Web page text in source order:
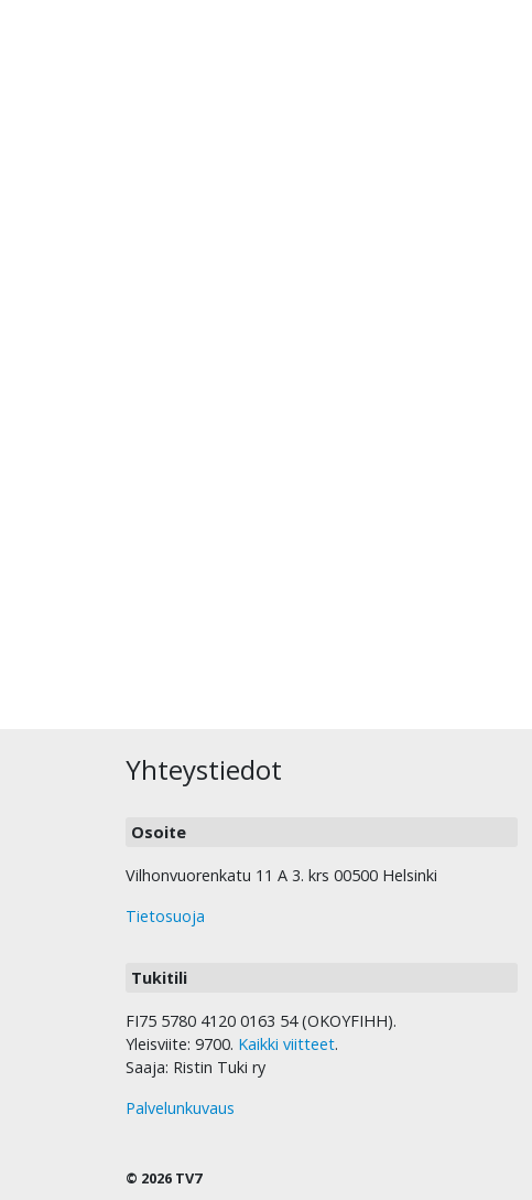
Yhteystiedot
Osoite
Vilhonvuorenkatu 11 A 3. krs 00500 Helsinki
Tietosuoja
Tukitili
FI75 5780 4120 0163 54 (OKOYFIHH).
Yleisviite: 9700. Kaikki viitteet.
Saaja: Ristin Tuki ry
Palvelunkuvaus
© 2026 TV7